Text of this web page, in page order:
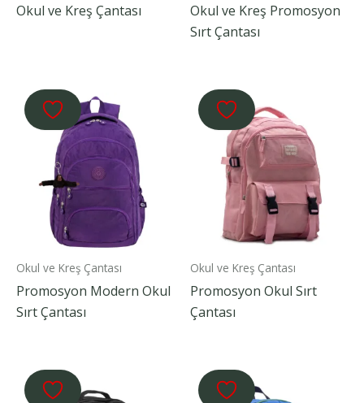
Okul ve Kreş Çantası
Okul ve Kreş Promosyon
Sırt Çantası
Okul ve Kreş Çantası
Promosyon Modern Okul
Sırt Çantası
Okul ve Kreş Çantası
Promosyon Okul Sırt
Çantası